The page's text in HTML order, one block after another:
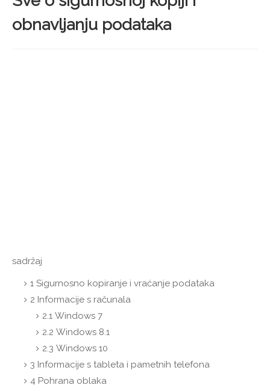
obnavljanju podataka
sadržaj
1 Sigurnosno kopiranje i vraćanje podataka
2 Informacije s računala
2.1 Windows 7
2.2 Windows 8.1
2.3 Windows 10
3 Informacije s tableta i pametnih telefona
4 Pohrana oblaka